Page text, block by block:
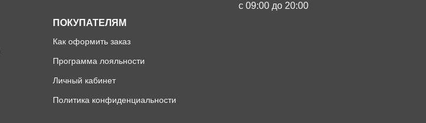
ПОКУПАТЕЛЯМ
Как оформить заказ
Программа лояльности
Личный кабинет
Политика конфиденциальности
с 09:00 до 20:00